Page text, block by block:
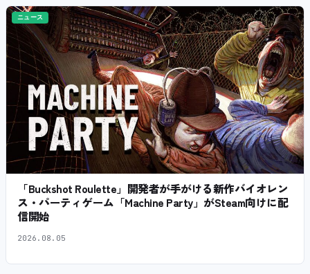
ニュース
「Buckshot Roulette」開発者が手がける新作バイオレン
ス・パーティゲーム「Machine Party」がSteam向けに配
信開始
2026.08.05